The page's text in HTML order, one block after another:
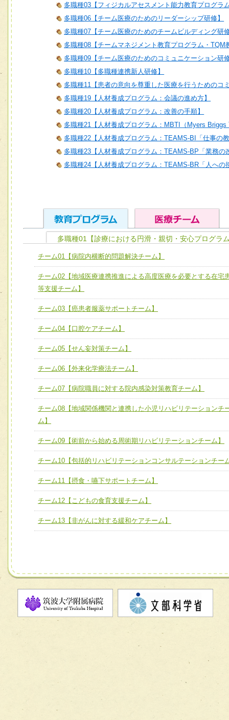
多職種03【フィジカルアセスメント能力教育プログラ
多職種06【チーム医療のためのリーダーシップ研修】
多職種07【チーム医療のためのチームビルディング研
多職種08【チームマネジメント教育プログラム・TQM
多職種09【チーム医療のためのコミュニケーション研
多職種10【多職種連携新人研修】
多職種11【患者の意向を尊重した医療を行うためのコ
多職種19【人材養成プログラム：会議の進め方】
多職種20【人材養成プログラム：改善の手順】
多職種21【人材養成プログラム：MBTI（Myers
多職種22【人材養成プログラム：TEAMS-BI「仕事の
多職種23【人材養成プログラム：TEAMS-BP「業務の
多職種24【人材養成プログラム：TEAMS-BR「人への
ユニット１ 医療人としての基礎能力
全人的医療を実践する医療人として、必要な基礎能力を身
ける
必要に応じて柔軟に医療チームを組織し、強調できる
ユニット３ 多職種連携力
他職種の視点とスキルを学び、相互理解と連携を深める
チーム01【病院内横断的問題解決チーム】
チーム02【地域医療連携推進による高度医療を必要とする
宅患者等支援チーム】
チーム05【せん妄対策チーム】
チーム06【外来化学療法チーム】
チーム07【病院職員に対する院内感染対策教育チーム】
チーム08【地域関係機関と連携した小児リハビリテーショ
チーム09【術前から始める周術期リハビリテーションチー
ム】
チーム10【包括的リハビリテーションコンサルテーション
ーム】
チーム11【摂食・嚥下サポートチーム】
チーム12【こどもの食育支援チーム】
多職種01【診療における円滑・親切・安心プログラ
チーム01【病院内横断的問題解決チーム】
チーム02【地域医療連携推進による高度医療を必要とする在宅
等支援チーム】
チーム03【癌患者服薬サポートチーム】
チーム04【口腔ケアチーム】
チーム05【せん妄対策チーム】
チーム06【外来化学療法チーム】
チーム07【病院職員に対する院内感染対策教育チーム】
チーム08【地域関係機関と連携した小児リハビリテーションチ
ム】
チーム09【術前から始める周術期リハビリテーションチーム】
チーム10【包括的リハビリテーションコンサルテーションチー
チーム11【摂食・嚥下サポートチーム】
チーム12【こどもの食育支援チーム】
チーム13【非がんに対する緩和ケアチーム】